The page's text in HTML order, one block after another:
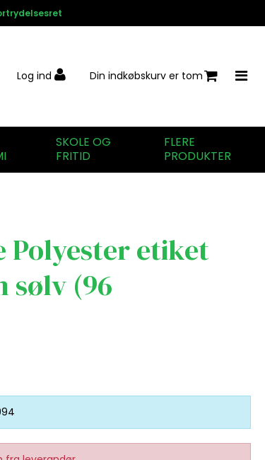
Log ind Din indkøbskurv er tom
SKOLE OG
FRITID
FLERE
PRODUKTER
etiket
sølv (96